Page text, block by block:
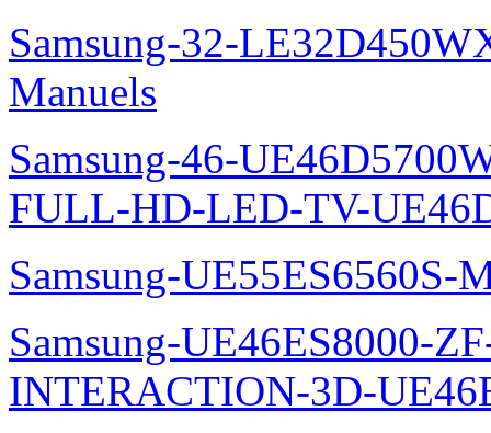
Samsung-32-
Manuels
Samsung-46-
FULL-HD-LED-TV-
Samsung-UE55ES6560S-
Samsung-UE46ES8000-
INTERACTION-3D-